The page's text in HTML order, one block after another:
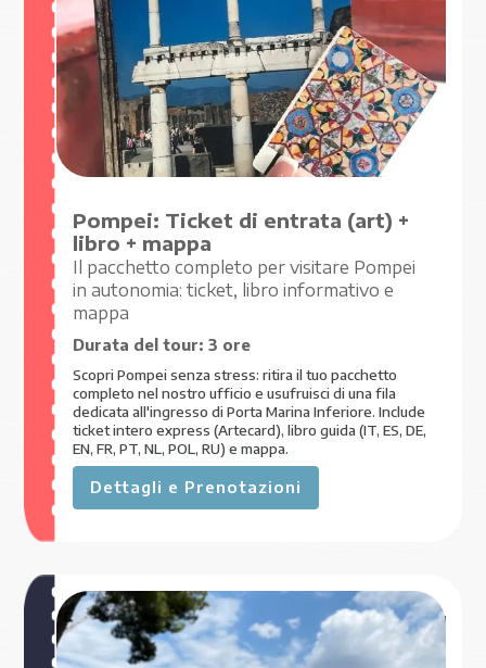
Pompei: Ticket di entrata (art) +
libro + mappa
Il pacchetto completo per visitare Pompei
in autonomia: ticket, libro informativo e
mappa
Durata del tour:3 ore
Scopri Pompei senza stress: ritira il tuo pacchetto
completo nel nostro ufficio e usufruisci di una fila
dedicata all'ingresso di Porta Marina Inferiore. Include
ticket intero express (Artecard), libro guida (IT, ES, DE,
EN, FR, PT, NL, POL, RU) e mappa.
Dettagli e Prenotazioni
€ 115,00